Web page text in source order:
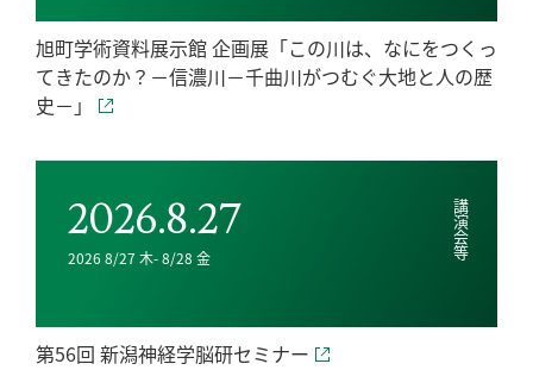
旭町学術資料展示館 企画展「この川は、なにをつくっ
てきたのか？－信濃川－千曲川がつむぐ大地と人の歴
史－」
2026.8.27
2026 8/27 木- 8/28 金 講演会等
第56回 新潟神経学脳研セミナー